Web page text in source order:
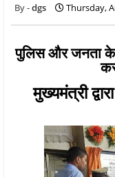
dgs Thursday,
पुलिस और जनता
मुख्यमंत्री